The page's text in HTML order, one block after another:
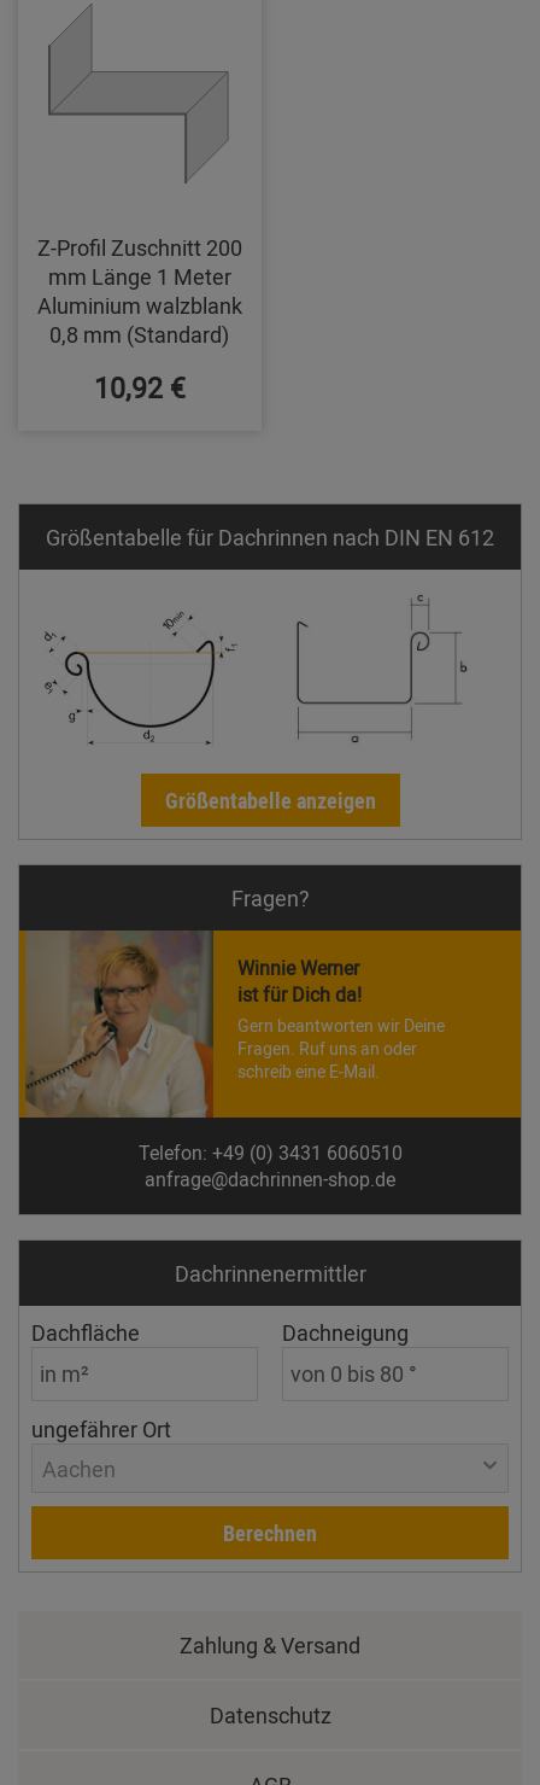
Z-Profil Zuschnitt 200
mm Länge 1 Meter
Aluminium walzblank
0,8 mm (Standard)
10,92 €
Größentabelle für Dachrinnen nach DIN EN 612
Größentabelle anzeigen
Fragen?
Winnie Werner
ist für Dich da!
Gern beantworten wir Deine
Fragen. Ruf uns an oder
schreib eine E-Mail.
Telefon: +49 (0) 3431 6060510
anfrage@dachrinnen-shop.de
Dachrinnen­ermittler
Dachfläche Dachneigung
ungefährer Ort
Aachen
Berechnen
Zahlung & Versand
Datenschutz